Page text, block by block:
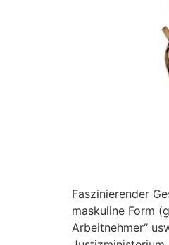
Faszinierender
maskuline Form
Arbeitnehmer“